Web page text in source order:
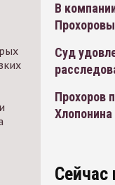
В
Суд
Прохоров
Хлопонина
Сейчас